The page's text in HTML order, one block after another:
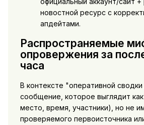
новостной ресурс с
апдейтами.
Распространяемые
опровержения за
часа
В контексте "оперативной
сообщение, которое выглядит
место, время, участники), но не
проверяемого первоисточника